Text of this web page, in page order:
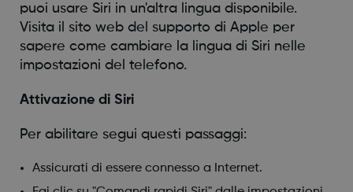
puoi usare Siri in un'altra lingua disponibile.
Visita il sito web del supporto di Apple per
sapere come cambiare la lingua di Siri nelle
impostazioni del telefono.
Attivazione di Siri
Per abilitare segui questi passaggi:
Assicurati di essere connesso a Internet.